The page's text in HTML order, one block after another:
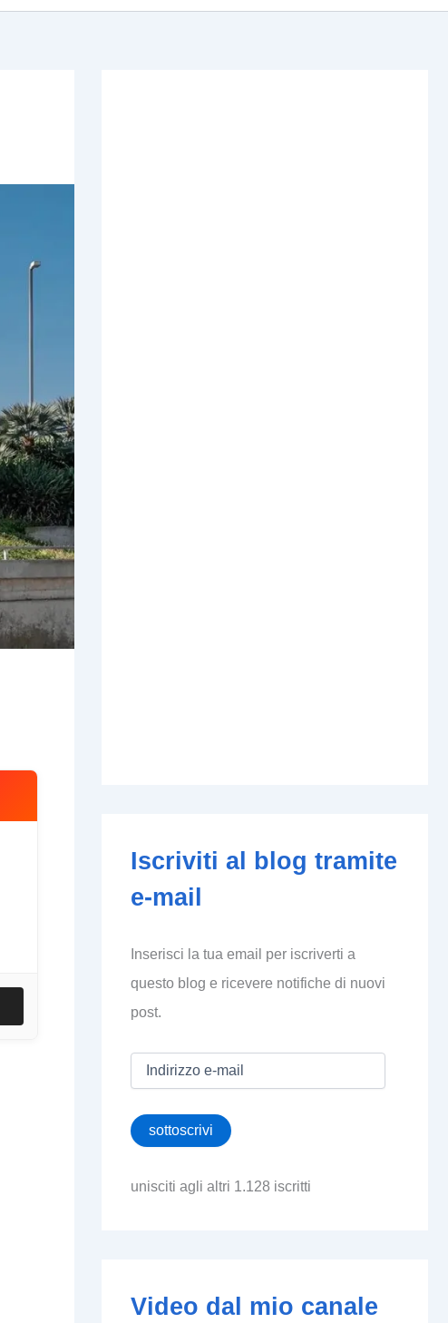
Iscriviti al blog tramite
e-mail
Inserisci la tua email per iscriverti a
questo blog e ricevere notifiche di nuovi
post.
r
z
i
sottoscrivi
unisciti agli altri 1.128 iscritti
Video dal mio canale